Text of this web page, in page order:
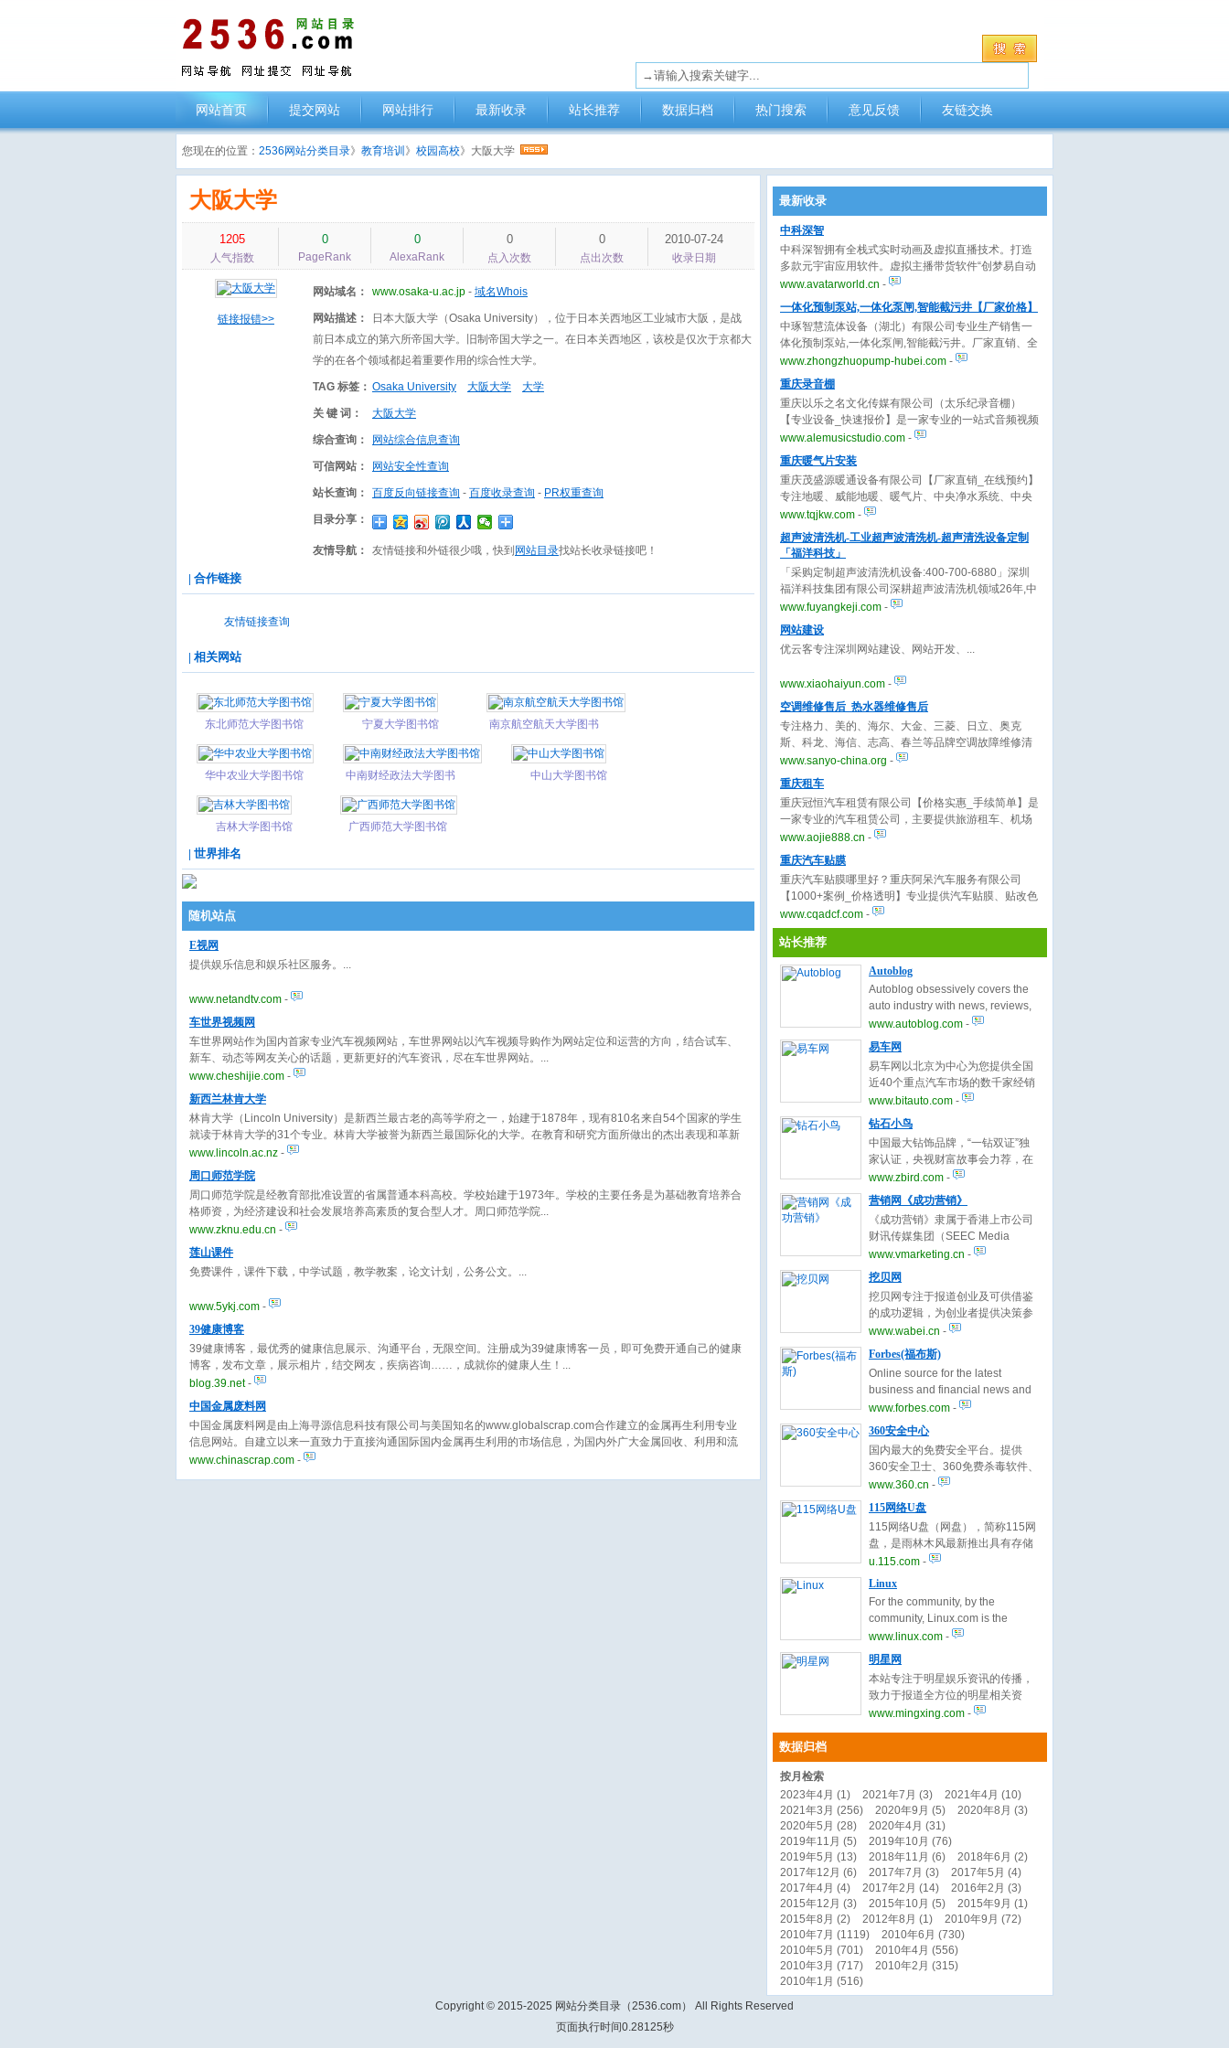
网站首页 提交网站 网站排行 最新收录 站长推荐 数据归档 热门搜索 意见反馈 友链交换
您现在的位置： 2536网站分类目录》 教育培训 》 校园高校》大阪大学
大阪大学
1205
人气指数
0
PageRank
0
AlexaRank
0
点入次数
0
点出次数
2010-07-24
收录日期
链接报错>>
网站域名： www.osaka-u.ac.jp - 域名Whois
网站描述：
日本大阪大学（Osaka University），位于日本关西地区工业城市大阪，是战
前日本成立的第六所帝国大学。旧制帝国大学之一。在日本关西地区，该校是仅次于京都大
学的在各个领域都起着重要作用的综合性大学。
TAG 标签： Osaka University 大阪大学 大学
关 键 词： 大阪大学
综合查询： 网站综合信息查询
可信网站： 网站安全性查询
站长查询： 百度反向链接查询 - 百度收录查询 - PR权重查询
目录分享：
友情导航： 友情链接和外链很少哦，快到 网站目录找站长收录链接吧！
| 合作链接
友情链接查询
| 相关网站
东北师范大学图书馆 宁夏大学图书馆
南京航空航天大学图书
华中农业大学图书馆
中南财经政法大学图书
中山大学图书馆
吉林大学图书馆 广西师范大学图书馆
| 世界排名
随机站点
E视网
提供娱乐信息和娱乐社区服务。
www.netandtv.com -
车世界视频网
车世界网站作为国内首家专业汽车视频网站，车世界网站以汽车视频导购作为网站定位和运营的方向，结合试车、
新车、动态等网友关心的话题，更新更好的汽车资讯，尽在车世界网站。
www.cheshijie.com -
新西兰林肯大学
林肯大学（Lincoln University）是新西兰最古老的高等学府之一，始建于1878年，现有810名来自54个国家的学生
就读于林肯大学的31个专业。林肯大学被誉为新西兰最国际化的大学。在教育和研究方面所做出的杰出表现和革新
享有很高的盛誉。林肯大学作为新西兰的知名大学，致力于商业与管理、自然资源、工程学、社会科学等众多领域
的教学和科研。
www.lincoln.ac.nz -
周口师范学院
周口师范学院是经教育部批准设置的省属普通本科高校。学校始建于1973年。学校的主要任务是为基础教育培养合
格师资，为经济建设和社会发展培养高素质的复合型人才。周口师范学院
www.zknu.edu.cn -
莲山课件
免费课件，课件下载，中学试题，教学教案，论文计划，公务公文。
www.5ykj.com -
39健康博客
39健康博客，最优秀的健康信息展示、沟通平台，无限空间。注册成为39健康博客一员，即可免费开通自己的健康
博客，发布文章，展示相片，结交网友，疾病咨询……，成就你的健康人生！
blog.39.net-
中国金属废料网
中国金属废料网是由上海寻源信息科技有限公司与美国知名的www.globalscrap.com合作建立的金属再生利用专业
信息网站。自建立以来一直致力于直接沟通国际国内金属再生利用的市场信息，为国内外广大金属回收、利用和流
通企业提供第一手有价信息服务。
www.chinascrap.com -
最新收录
中科深智
中科深智拥有全栈式实时动画及虚拟直播技术。打造
多款元宇宙应用软件。虚拟主播带货软件“创梦易自动
播”实现AI虚拟主播24小时卖货，AI动画视频制作软
件“创梦易自动画”AI自动生成精美的动画视频。虚拟人
客服解决方案“云小七”为品牌提供标准的PaaS/SaaS
解决方案。已为上千家客户提供极高性价比的虚拟人
解决方案。
www.avatarworld.cn -
一体化预制泵站,一体化泵闸,智能截污井【厂家价格】
中琢智慧流体设备（湖北）有限公司专业生产销售一
体化预制泵站,一体化泵闸,智能截污井。厂家直销、全
国现货供应、型号齐全、价格实惠、施工周期短、使
用寿命长，欢迎来电咨询。
www.zhongzhuopump-hubei.com -
重庆录音棚
重庆以乐之名文化传媒有限公司（太乐纪录音棚）
【专业设备_快速报价】是一家专业的一站式音频视频
制作服务公司，业务包含录音、音乐制作、混音、编
曲、mv拍摄制作等，欢迎来电！
www.alemusicstudio.com -
重庆暖气片安装
重庆茂盛源暖通设备有限公司【厂家直销_在线预约】
专注地暖、威能地暖、暖气片、中央净水系统、中央
空调、新风系统安装、售后于一体，技术专业，产品
质量高，价格实惠，欢迎来电咨询！
www.tqjkw.com -
超声波清洗机-工业超声波清洗机-超声清洗设备定制
「福洋科技」
「采购定制超声波清洗机设备:400-700-6880」深圳
福洋科技集团有限公司深耕超声波清洗机领域26年,中
国超声波清洗机十大品牌厂家,供应各类家用.工业超声
波清洗机.
www.fuyangkeji.com -
网站建设
优云客专注深圳网站建设、网站开发、
www.xiaohaiyun.com -
空调维修售后_热水器维修售后
专注格力、美的、海尔、大金、三菱、日立、奥克
斯、科龙、海信、志高、春兰等品牌空调故障维修清
洗加氟保养,空调移机拆装等提供上门服务,原厂配件,
价格透明,无隐形消费。
www.sanyo-china.org -
重庆租车
重庆冠恒汽车租赁有限公司【价格实惠_手续简单】是
一家专业的汽车租赁公司，主要提供旅游租车、机场
租车、豪车租赁、商务租车、会议租车等服务，车型
齐全，欢迎来电咨询！
www.aojie888.cn -
重庆汽车贴膜
重庆汽车贴膜哪里好？重庆阿呆汽车服务有限公司
【1000+案例_价格透明】专业提供汽车贴膜、贴改色
膜、贴隐形车衣、内饰贴膜、贴漆面保护膜等服务，
汽车贴膜正规旗舰店，欢迎来电！
www.cqadcf.com -
站长推荐
Autoblog
Autoblog obsessively covers the
auto industry with news, reviews,
podcasts, high-quality
photography and commentary
about automobiles and the
automotive industry.
www.autoblog.com -
易车网
易车网以北京为中心为您提供全国
近40个重点汽车市场的数千家经销
商的实时汽车报价，海量的汽车图
片，最精彩的汽车新闻、行情、评
测、导购内容，是全国数千万购车
意向客户的首选专业汽车导购网
站。
www.bitauto.com -
钻石小鸟
中国最大钻饰品牌，“一钻双证”独
家认证，央视财富故事会力荐，在
线抢购逾20000颗钻石、5000款钻
戒、戒指、对戒、吊坠、项链、耳
钉等特价钻，15天退换，运费全
免！
www.zbird.com -
营销网《成功营销》
《成功营销》隶属于香港上市公司
财讯传媒集团（SEEC Media
Group Limited）。集团拥有的跨行
业资源、品牌和人脉积累以及庞大
的高端客户数据库以及良好的国际
合作背景是《成功营销》确立“全球
视野 整合营销”理念的坚实基础。
www.vmarketing.cn -
挖贝网
挖贝网专注于报道创业及可供借鉴
的成功逻辑，为创业者提供决策参
考和前瞻性指导，引导风险投资的
流向，是中国创业者和企业高层信
息获取渠道。
www.wabei.cn -
Forbes(福布斯)
Online source for the latest
business and financial news and
analysis. Covering personal
finance, lifestyle, technology and
stock markets. Providing business
analysis, advice, commentary,
tools and investing tips from
Forbes and affiliated
publications.
www.forbes.com -
360安全中心
国内最大的免费安全平台。提供
360安全卫士、360免费杀毒软件、
360木马查杀工具、360安全浏览
器、360保险箱及各种其他免费杀
毒软件包括NOD32、卡巴斯基等。
360安全卫士拥有查杀木马、清理
恶评插件、免费杀毒、修复系统漏
洞和管理应用软件等功能。
www.360.cn -
115网络U盘
115网络U盘（网盘），简称115网
盘，是雨林木风最新推出具有存储
容量大、免费、高速、稳定、易
用，安全等特点的免费网络硬盘，
即免费网络存储空间服务。
u.115.com -
Linux
For the community, by the
community, Linux.com is the
central source for Linux
information, software,
documentation, how-tos and
answers across the server,
desktop/netbook, mobile, and
embedded areas.
www.linux.com -
明星网
本站专注于明星娱乐资讯的传播，
致力于报道全方位的明星相关资
讯，提供粉丝明星互动交流平
www.mingxing.com -
数据归档
按月检索
2023年4月 (1)
2021年7月 (3)
2021年4月 (10)
2021年3月 (256)
2020年9月 (5)
2020年8月 (3)
2020年5月 (28)
2020年4月 (31)
2019年11月 (5)
2019年10月 (76)
2019年5月 (13)
2018年11月 (6)
2018年6月 (2)
2017年12月 (6)
2017年7月 (3)
2017年5月 (4)
2017年4月 (4)
2017年2月 (14)
2016年2月 (3)
2015年12月 (3)
2015年10月 (5)
2015年9月 (1)
2015年8月 (2)
2012年8月 (1)
2010年9月 (72)
2010年7月 (1119)
2010年6月 (730)
2010年5月 (701)
2010年4月 (556)
2010年3月 (717)
2010年2月 (315)
2010年1月 (516)
Copyright © 2015-2025 网站分类目录（2536.com） All Rights Reserved
页面执行时间0.28125秒